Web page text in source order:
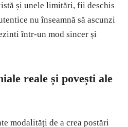
și unele limitări, fii deschis
nu înseamnă să ascunzi
într-un mod sincer și
reale și povești ale
modalități de a crea postări